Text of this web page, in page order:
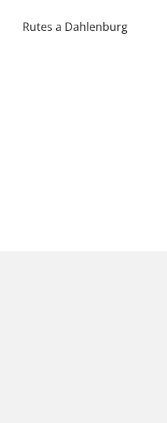
Rutes a Dahlenburg